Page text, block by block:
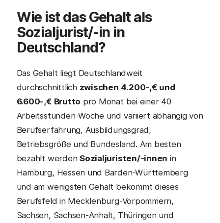
Wie ist das Gehalt als
Sozialjurist/-in in
Deutschland?
Das Gehalt liegt Deutschlandweit
durchschnittlich zwischen 4.200-,€ und
6.600-,€ Brutto pro Monat bei einer 40
Arbeitsstunden-Woche und variiert abhängig von
Berufserfahrung, Ausbildungsgrad,
Betriebsgröße und Bundesland. Am besten
bezahlt werdenSozialjuristen/-innen in
Hamburg, Hessen und Barden-Württemberg
und am wenigsten Gehalt bekommt dieses
Berufsfeld in Mecklenburg-Vorpommern,
Sachsen, Sachsen-Anhalt, Thüringen und